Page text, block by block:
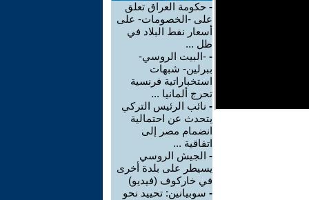
- حكومة العراق تعلق
على -الخصومات- على
أسعار نفط البلاد في
ظل ...
- -البيت الروسي-
ببرلين- شبهات
استخباراتية فرنسية
تحرج ألمانيا ...
- نائب الرئيس التركي
يتحدث عن احتمالية
انضمام مصر إلى
اتفاقية ...
- الجيش الروسي
يسيطر على بلدة أخرى
في خاركوف (فيديو)
- سوبيانين: تحييد نحو